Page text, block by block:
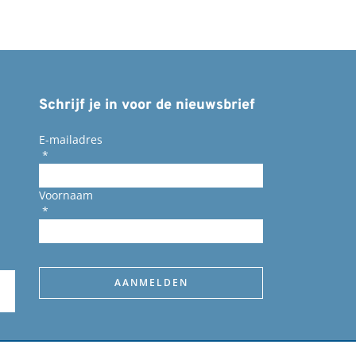
Schrijf je in voor de nieuwsbrief
E-mailadres
*
Voornaam
*